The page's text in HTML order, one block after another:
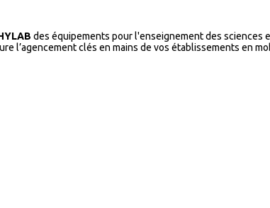
des équipements pour l'enseignement des sciences
l’agencement clés en mains de vos établissements en